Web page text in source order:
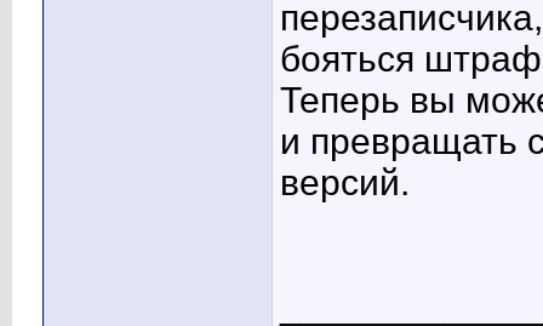
бояться
Теперь вы
и превращать
версий.